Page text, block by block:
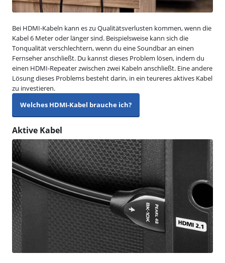
Bei HDMI-Kabeln kann es zu Qualitätsverlusten kommen, wenn die
Kabel 6 Meter oder länger sind. Beispielsweise kann sich die
Tonqualität verschlechtern, wenn du eine Soundbar an einen
Fernseher anschließt. Du kannst dieses Problem lösen, indem du
einen HDMI-Repeater zwischen zwei Kabeln anschließt. Eine andere
Lösung dieses Problems besteht darin, in ein teureres aktives Kabel
zu investieren.
Welches HDMI-Kabel brauche ich?
Aktive Kabel